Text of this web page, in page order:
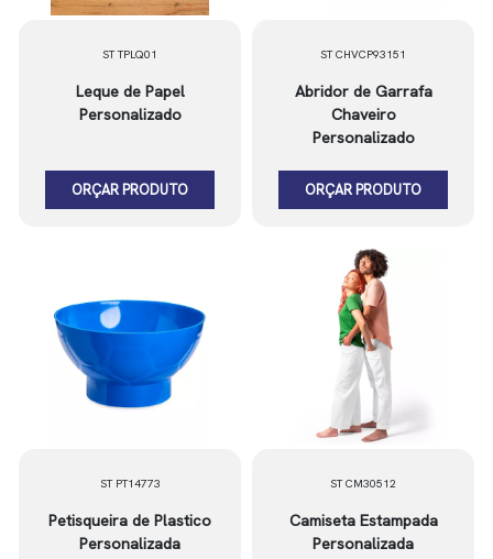
ST TPLQ01
Leque de Papel
Personalizado
ORÇAR PRODUTO
ST CHVCP93151
Abridor de Garrafa
Chaveiro
Personalizado
ORÇAR PRODUTO
ST PT14773
Petisqueira de Plastico
Personalizada
ST CM30512
Camiseta Estampada
Personalizada